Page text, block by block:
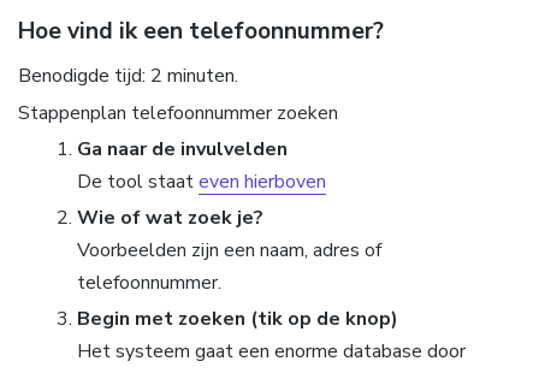
Hoe vind ik een telefoonnummer?
Benodigde tijd: 2 minuten.
Stappenplan telefoonnummer zoeken
Ga naar de invulvelden
De tool staateven hierboven
Wie of wat zoek je?
Voorbeelden zijn een naam, adres of
telefoonnummer.
Begin met zoeken (tik op de knop)
Het systeem gaat een enorme database door